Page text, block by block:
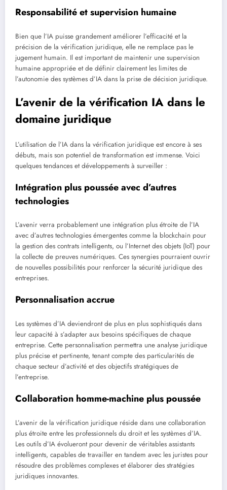
Responsabilité et supervision humaine
Bien que l’IA puisse grandement améliorer l’efficacité et la
précision de la vérification juridique, elle ne remplace pas le
jugement humain. Il est important de maintenir une supervision
humaine appropriée et de définir clairement les limites de
l’autonomie des systèmes d’IA dans la prise de décision juridique.
L’avenir de la vérification IA dans le
domaine juridique
L’utilisation de l’IA dans la vérification juridique est encore à ses
débuts, mais son potentiel de transformation est immense. Voici
quelques tendances et développements à surveiller :
Intégration plus poussée avec d’autres
technologies
L’avenir verra probablement une intégration plus étroite de l’IA
avec d’autres technologies émergentes comme la blockchain pour
la gestion des contrats intelligents, ou l’Internet des objets (IoT) pour
la collecte de preuves numériques. Ces synergies pourraient ouvrir
de nouvelles possibilités pour renforcer la sécurité juridique des
entreprises.
Personnalisation accrue
Les systèmes d’IA deviendront de plus en plus sophistiqués dans
leur capacité à s’adapter aux besoins spécifiques de chaque
entreprise. Cette personnalisation permettra une analyse juridique
plus précise et pertinente, tenant compte des particularités de
chaque secteur d’activité et des objectifs stratégiques de
l’entreprise.
Collaboration homme-machine plus poussée
L’avenir de la vérification juridique réside dans une collaboration
plus étroite entre les professionnels du droit et les systèmes d’IA.
Les outils d’IA évolueront pour devenir de véritables assistants
intelligents, capables de travailler en tandem avec les juristes pour
résoudre des problèmes complexes et élaborer des stratégies
juridiques innovantes.